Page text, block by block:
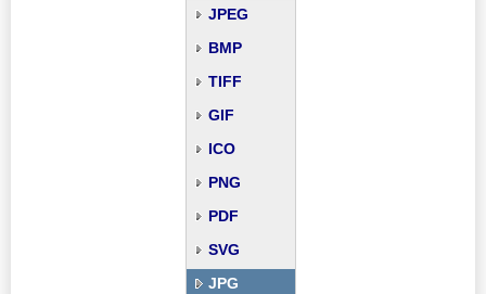
JPEG
BMP
TIFF
GIF
ICO
PNG
PDF
SVG
JPG